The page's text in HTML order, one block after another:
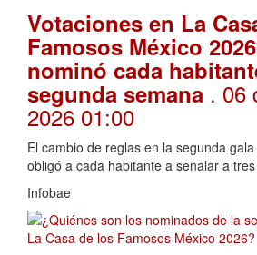
Votaciones en La
Famosos México
nominó cada
segunda semana . 06
2026 01:00
El cambio de reglas en la segunda
obligó a cada habitante a señalar a
Infobae